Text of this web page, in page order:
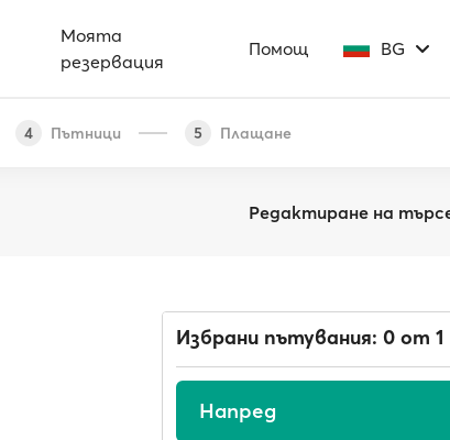
Моята
резервация
Помощ BG
4 Пътници 5 Плащане
Редактиране на
Избрани пътувания: 0 от 1
Напред